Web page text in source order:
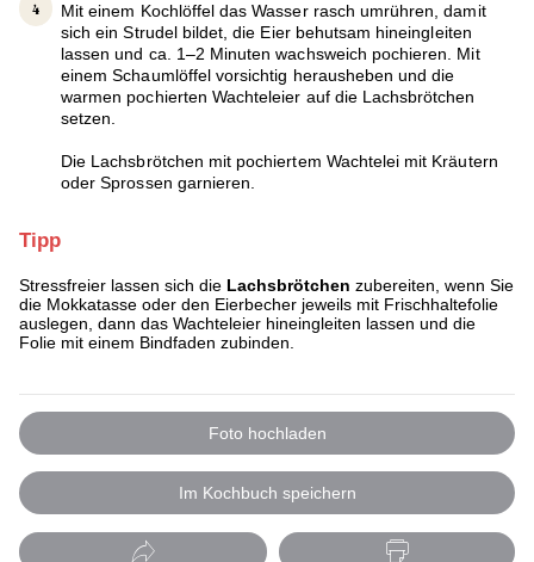
Mit einem Kochlöffel das Wasser rasch umrühren, damit
sich ein Strudel bildet, die Eier behutsam hineingleiten
lassen und ca. 1–2 Minuten wachsweich pochieren. Mit
einem Schaumlöffel vorsichtig herausheben und die
warmen pochierten Wachteleier auf die Lachsbrötchen
setzen.
Die Lachsbrötchen mit pochiertem Wachtelei mit Kräutern
oder Sprossen garnieren.
Tipp
Stressfreier lassen sich die Lachsbrötchen zubereiten, wenn Sie
die Mokkatasse oder den Eierbecher jeweils mit Frischhaltefolie
auslegen, dann das Wachteleier hineingleiten lassen und die
Folie mit einem Bindfaden zubinden.
Foto hochladen
Im Kochbuch speichern